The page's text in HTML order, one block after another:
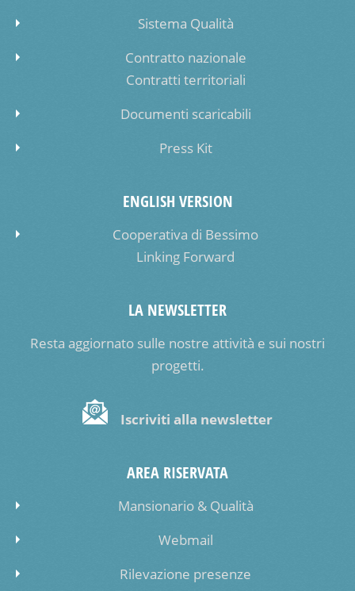
Sistema Qualità
Contratto nazionale
Contratti territoriali
Documenti scaricabili
Press Kit
ENGLISH VERSION
Cooperativa di Bessimo
Linking Forward
LA NEWSLETTER
Resta aggiornato sulle nostre attività e sui nostri
progetti.
Iscriviti alla newsletter
AREA RISERVATA
Mansionario & Qualità
Webmail
Rilevazione presenze